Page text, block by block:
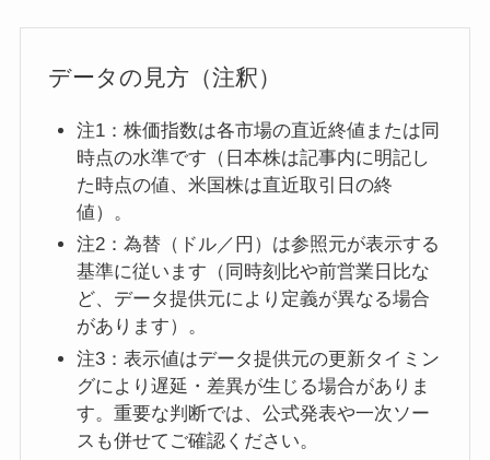
データの見方（注釈）
注1：株価指数は各市場の直近終値または同
時点の水準です（日本株は記事内に明記し
た時点の値、米国株は直近取引日の終
値）。
注2：為替（ドル／円）は参照元が表示する
基準に従います（同時刻比や前営業日比な
ど、データ提供元により定義が異なる場合
があります）。
注3：表示値はデータ提供元の更新タイミン
グにより遅延・差異が生じる場合がありま
す。重要な判断では、公式発表や一次ソー
スも併せてご確認ください。